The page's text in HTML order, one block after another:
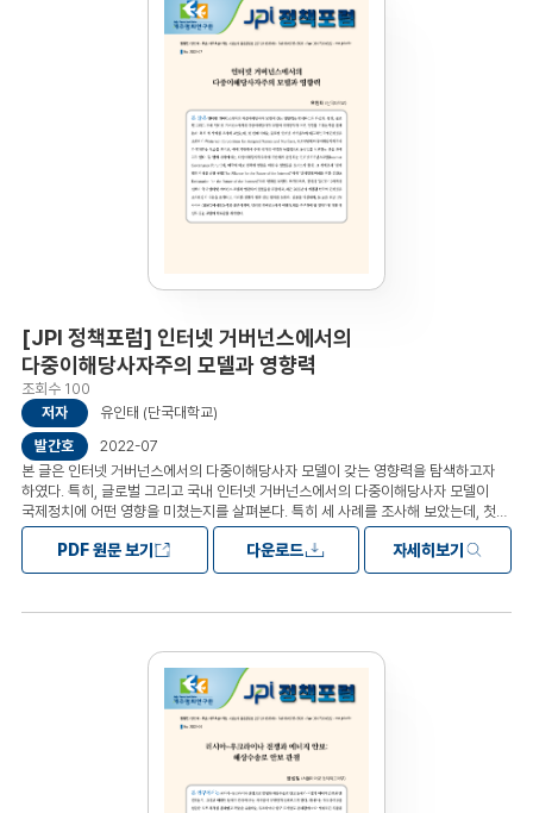
맞고 있다. 한편에서는 미국과의 소다자협력에 대한 이상적인 긍정적 전망이 있고,
다른 한편에서는 현실적인 부정적 전망이 혼재하고 있다. 안보는 미국과의 동맹에
의존하고 경제는 중국과의 협력에 기대고 있는 한국의 입장에서는 원칙적으로 강대국
간의 전략경쟁에 휘말리는 것은 경계할 필요가 있다. 지금처럼 미국과 중국 양
진영으로부터 불가피하게 선택을 강요받는 상황에서는 국익의 입장에서 정책결정을
할 필요가 있다. 무엇보다, 외교적 균형감을 유지하되, 미국 중심의 국제질서에서
낙오되지 않는 방향으로 정책결정이 우선되어야 한다. 다만, 중국을 겨냥한 군사안보
지역협의체에 대한 참여는 최소화하는 것이 필요하다. 안보의 문제는 가능한
미국과의 양자 동맹을 강화하는 방향에서 해결하는 것이 바람직하다. 경제안보와
관련된 미국 중심의 공급망과 가치사슬에는 가능한 참여할 수밖에 없을 것으로
판단된다. 이로 인해, 필연적으로 파생되는 중국과의 문제는 별도의 노력을
자유주의 패권의 종말과 대전환의 시대 3. 미국의 출구전략과 소다자주의의 대두 4.
[JPI 정책포럼] 인터넷 거버넌스에서의
다중이해당사자주의 모델과 영향력
조회수 100
저자
유인태 (단국대학교)
발간호
2022-07
본 글은 인터넷 거버넌스에서의 다중이해당사자 모델이 갖는 영향력을 탐색하고자
하였다. 특히, 글로벌 그리고 국내 인터넷 거버넌스에서의 다중이해당사자 모델이
국제정치에 어떤 영향을 미쳤는지를 살펴본다. 특히 세 사례를 조사해 보았는데, 첫
번째 사례는 글로벌 인터넷 거버넌스의 대표적인 국제인터넷주소관리기구(Internet
Corporation for Assigned Names and Numbers, ICANN)의
다중이해당사자주의가 발전하는 모습을 보이고, 이에 기반해서 주권 국가의 이익과
다중이해당사자주의에 기반해서 운영되는 인터넷거버넌스포럼(Internet
했다. 그 사례로서 “인터넷의 미래를 위한 동맹(The Alliance for the Future of the
Internet)”에서 “인터넷의 미래를 위한 선언(A Declaration for the Future of the
Internet)”으로 변화를 보인다. 마지막으로, 한국의 WCIT-12에서의 선택이 국내
인터넷 거버넌스 모델과 연관되어 있었음을 주장하고, 최근 2022년에 개정된 한국의
인터넷주소자원법의 내용을 소개하고, 이러한 변화가 향후 갖는 함의를 논한다.
결론을 대신하여, 본 글은 최근 UN 사이버 OEWG에서의 논쟁과 결부시키며, 인터넷
거버넌스에서 어떤 모델을 추구해야 할 것인가에 대한 더 심도 있는 고민이 필요함을
PDF 원문 보기 다운로드 자세히보기